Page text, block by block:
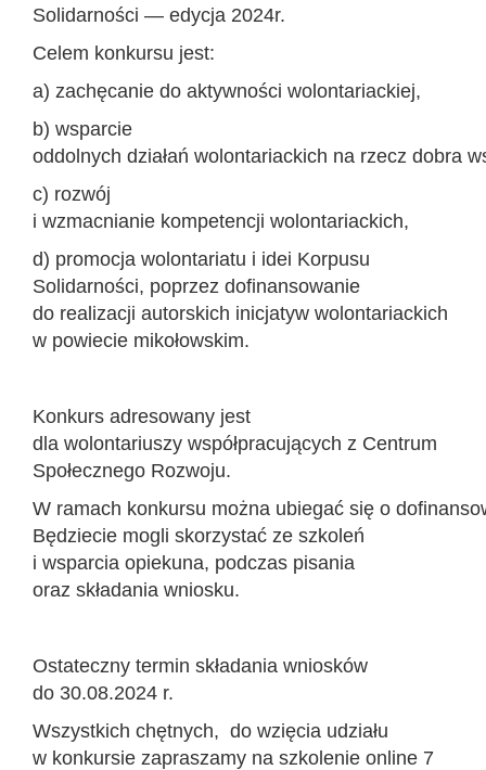
Solidarności — edycja 2024r.
Celem konkursu jest:
a) zachęcanie do aktywności wolontariackiej,
b) wsparcie
oddolnych działań wolontariackich na rzecz dobra
c) rozwój
i wzmacnianie kompetencji wolontariackich,
d) promocja wolontariatu i idei Korpusu
Solidarności, poprzez dofinansowanie
do realizacji autorskich inicjatyw wolontariackich
w powiecie mikołowskim.
Konkurs adresowany jest
dla wolontariuszy współpracujących z Centrum
Społecznego Rozwoju.
W ramach konkursu można ubiegać się o
Będziecie mogli skorzystać ze szkoleń
i wsparcia opiekuna, podczas pisania
oraz składania wniosku.
Ostateczny termin składania wniosków
do 30.08.2024 r.
Wszystkich chętnych, do wzięcia udziału
w konkursie zapraszamy na szkolenie online 7